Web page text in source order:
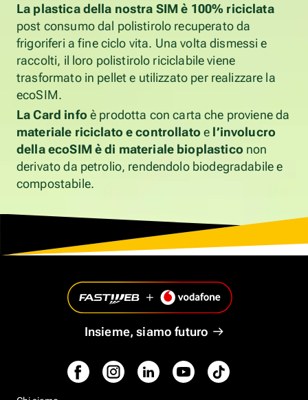
La plastica della nostra SIM è 100% riciclata
post consumo dal polistirolo recuperato da
frigoriferi a fine ciclo vita. Una volta dismessi e
raccolti, il loro polistirolo riciclabile viene
trasformato in pellet e utilizzato per realizzare la
ecoSIM.
La Card info è prodotta con carta che proviene da
materiale riciclato e controllato e l’involucro
della ecoSIM è di materiale bioplastico non
derivato da petrolio, rendendolo biodegradabile e
compostabile.
Insieme, siamo futuro